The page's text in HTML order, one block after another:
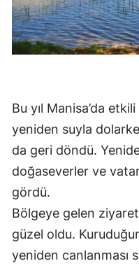
Bu yıl Manisa’da
yeniden suyla
da geri döndü.
doğaseverler ve
gördü.
Bölgeye gelen
güzel oldu.
yeniden canlanması